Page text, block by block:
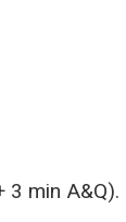
3 min A&Q).